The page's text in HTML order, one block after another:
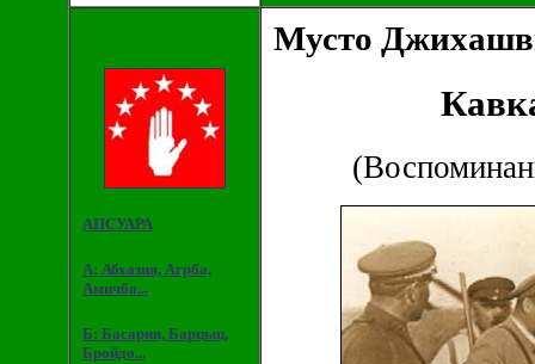
АПСУАРА
А: Абхазия, Агрба,
Амичба...
Б: Басария, Барцыц,
Бройдо...
Мусто